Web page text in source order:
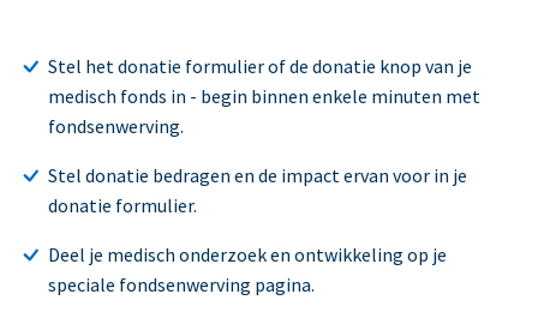
Stel het donatie formulier of de donatie knop van je
medisch fonds in - begin binnen enkele minuten met
fondsenwerving.
Stel donatie bedragen en de impact ervan voor in je
donatie formulier.
Deel je medisch onderzoek en ontwikkeling op je
speciale fondsenwerving pagina.